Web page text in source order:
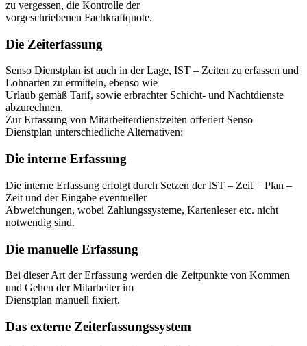
zu vergessen, die Kontrolle der
vorgeschriebenen Fachkraftquote.
Die Zeiterfassung
Senso Dienstplan ist auch in der Lage, IST – Zeiten zu erfassen und
Lohnarten zu ermitteln, ebenso wie
Urlaub gemäß Tarif, sowie erbrachter Schicht- und Nachtdienste
abzurechnen.
Zur Erfassung von Mitarbeiterdienstzeiten offeriert Senso
Dienstplan unterschiedliche Alternativen:
Die interne Erfassung
Die interne Erfassung erfolgt durch Setzen der IST – Zeit = Plan –
Zeit und der Eingabe eventueller
Abweichungen, wobei Zahlungssysteme, Kartenleser etc. nicht
notwendig sind.
Die manuelle Erfassung
Bei dieser Art der Erfassung werden die Zeitpunkte von Kommen
und Gehen der Mitarbeiter im
Dienstplan manuell fixiert.
Das externe Zeiterfassungssystem